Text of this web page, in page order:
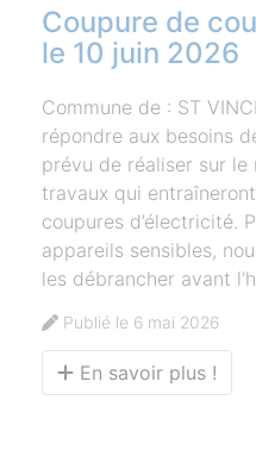
Coupure de
le 10 juin 2026
Commune de : ST
répondre aux besoins
prévu de réaliser sur
travaux qui
coupures d’électricité.
appareils sensibles,
les débrancher avant
Publié le 6 mai 2026
En savoir plus !